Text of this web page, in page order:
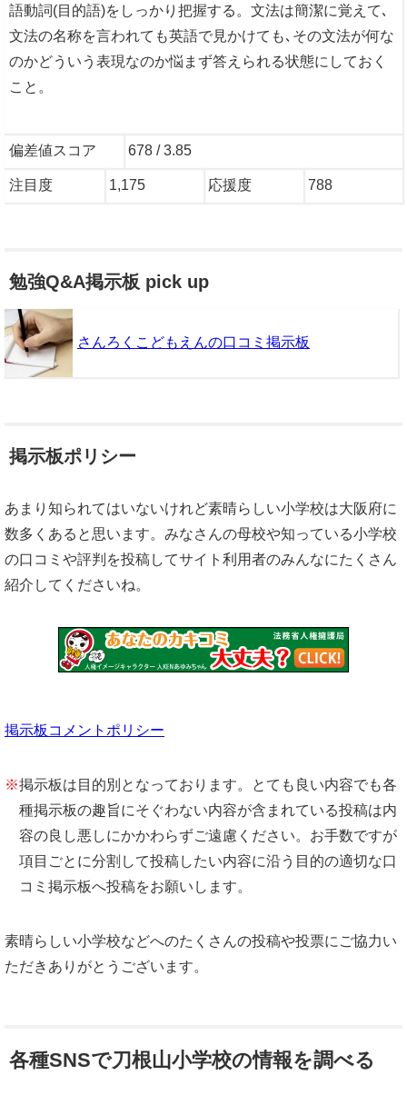
語動詞(目的語)をしっかり把握する。文法は簡潔に覚えて､
文法の名称を言われても英語で見かけても､その文法が何な
のかどういう表現なのか悩まず答えられる状態にしておく
こと。
偏差値スコア 678 / 3.85
注目度 1,175 応援度 788
勉強Q&A掲示板 pick up
さんろくこどもえんの口コミ掲示板
掲示板ポリシー
あまり知られてはいないけれど素晴らしい小学校は大阪府に
数多くあると思います。みなさんの母校や知っている小学校
の口コミや評判を投稿してサイト利用者のみんなにたくさん
紹介してくださいね。
掲示板コメントポリシー
※掲示板は目的別となっております。とても良い内容でも各
種掲示板の趣旨にそぐわない内容が含まれている投稿は内
容の良し悪しにかかわらずご遠慮ください。お手数ですが
項目ごとに分割して投稿したい内容に沿う目的の適切な口
コミ掲示板へ投稿をお願いします。
素晴らしい小学校などへのたくさんの投稿や投票にご協力い
ただきありがとうございます。
各種SNSで刀根山小学校の情報を調べる